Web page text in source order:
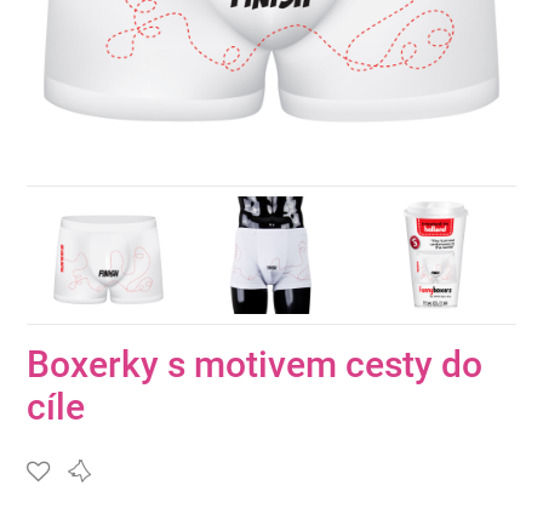
Boxerky s motivem cesty do
cíle